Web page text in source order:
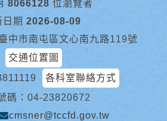
8066128 位瀏覽者
日期 2026-08-09
中市南屯區文心南九路119號
交通位置圖
各科室聯絡方式
碼：04-23820672
cmsner@tccfd.gov.tw